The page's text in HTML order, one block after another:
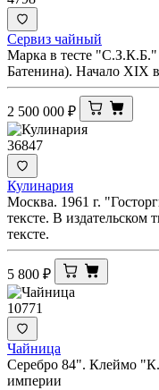
Сервиз чайный
Марка в тесте "С.З.К.Б."
Батенина). Начало XIX
2 500 000 ₽
36847
Кулинария
Москва. 1961 г.
тексте. В издательском
тексте.
5 800 ₽
10771
Чайница
Серебро 84". Клеймо
империи